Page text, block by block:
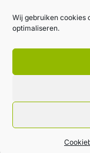
Wij gebruiken cookies
optimaliseren.
Blijft op de
Rechtstreeks van
Inschrijven
Algemene